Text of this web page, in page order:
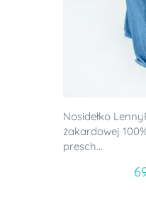
Nosidełko
żakardowej
presch...